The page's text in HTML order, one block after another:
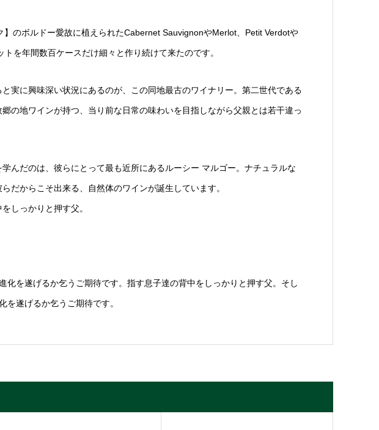
のボルドー愛故に植えられたCabernet SauvignonやMerlot、Petit Verdotや
を年間数百ケースだけ細々と作り続けて来たのです。
実に興味深い状況にあるのが、この同地最古のワイナリー。第二世代である
の地ワインが持つ、当り前な日常の味わいを目指しながら父親とは若干違っ
んだのは、彼らにとって最も近所にあるルーシー マルゴー。ナチュラルな
だからこそ出来る、自然体のワインが誕生しています。
しっかりと押す父。
化を遂げるか乞うご期待です。指す息子達の背中をしっかりと押す父。そし
を遂げるか乞うご期待です。